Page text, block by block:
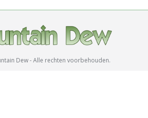
Dew - Alle rechten voorbehouden.